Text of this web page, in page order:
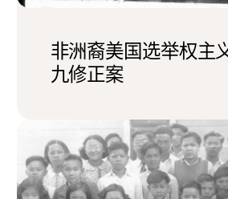
非洲裔美国选举权主
九修正案